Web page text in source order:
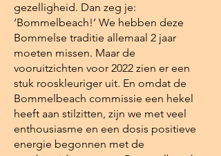
gezelligheid. Dan zeg je:
‘Bommelbeach!’ We hebben deze
Bommelse traditie allemaal 2 jaar
moeten missen. Maar de
vooruitzichten voor 2022 zien er een
stuk rooskleuriger uit. En omdat de
Bommelbeach commissie een hekel
heeft aan stilzitten, zijn we met veel
enthousiasme en een dosis positieve
energie begonnen met de